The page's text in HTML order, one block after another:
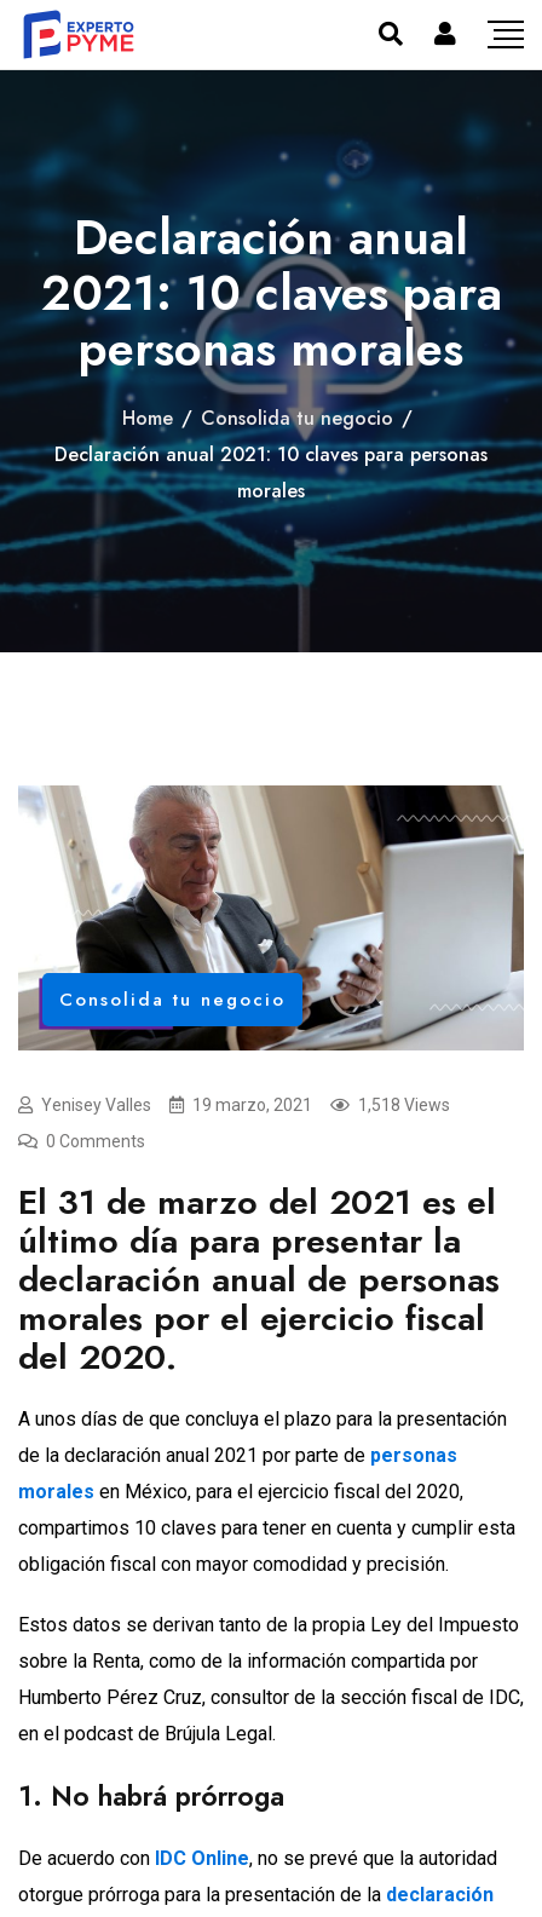
Declaración anual
2021: 10 claves para
personas morales
Home / Consolida tu negocio /
Declaración anual 2021: 10 claves para personas
morales
Consolida tu negocio
Yenisey Valles 19 marzo, 2021
1,518 Views
0 Comments
El 31 de marzo del 2021 es el
último día para presentar la
declaración anual de personas
morales por el ejercicio fiscal
del 2020.
A unos días de que concluya el plazo para la presentación
de la declaración anual 2021 por parte de personas
morales en México, para el ejercicio fiscal del 2020,
compartimos 10 claves para tener en cuenta y cumplir esta
obligación fiscal con mayor comodidad y precisión.
Estos datos se derivan tanto de la propia Ley del Impuesto
sobre la Renta, como de la información compartida por
Humberto Pérez Cruz, consultor de la sección fiscal de IDC,
en el podcast de Brújula Legal.
1. No habrá prórroga
De acuerdo con IDC Online, no se prevé que la autoridad
otorgue prórroga para la presentación de la declaración